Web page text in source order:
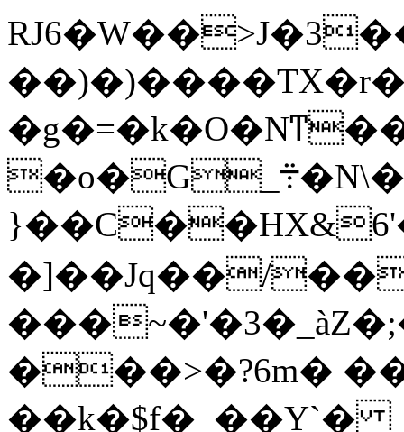
�o�G_܊�N\���G@��*_�+��T��;���Q������_���I��+���g��g�(*����V�����]ep��̘g�|$��XA��
�]��Jq��/
���>�?6m�
��k�$f�_��Y`�